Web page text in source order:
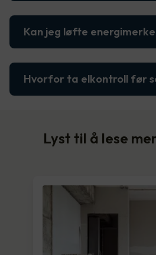
Kan jeg løfte
Hvorfor ta elkontroll før
Lyst til å lese